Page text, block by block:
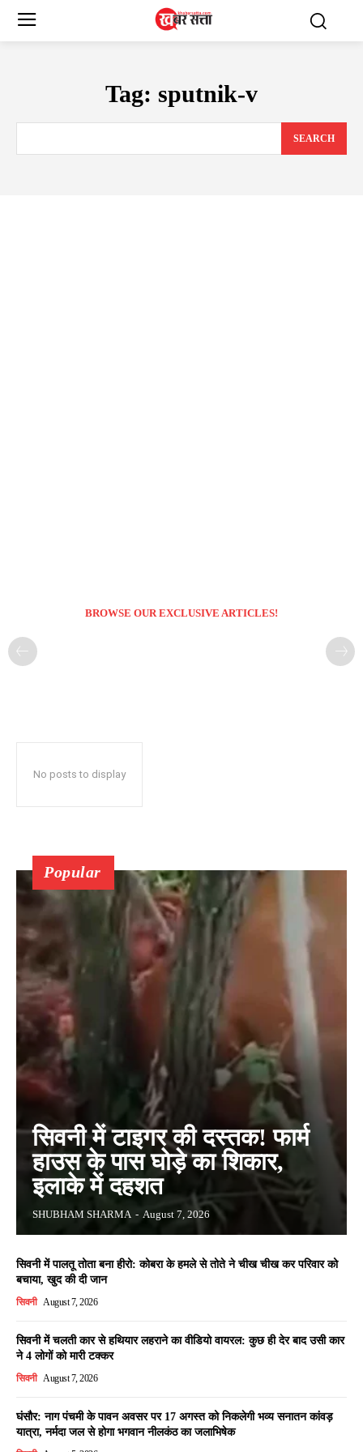
Tag: sputnik-v
SEARCH
BROWSE OUR EXCLUSIVE ARTICLES!
No posts to display
Popular
सिवनी में टाइगर की दस्तक! फार्म
हाउस के पास घोड़े का शिकार,
इलाके में दहशत
SHUBHAM SHARMA - August 7, 2026
सिवनी में पालतू तोता बना हीरो: कोबरा के हमले से तोते ने चीख चीख कर परिवार को
बचाया, खुद की दी जान
सिवनी August 7, 2026
सिवनी में चलती कार से हथियार लहराने का वीडियो वायरल: कुछ ही देर बाद उसी कार
ने 4 लोगों को मारी टक्कर
सिवनी August 7, 2026
घंसौर: नाग पंचमी के पावन अवसर पर 17 अगस्त को निकलेगी भव्य सनातन कांवड़
यात्रा, नर्मदा जल से होगा भगवान नीलकंठ का जलाभिषेक